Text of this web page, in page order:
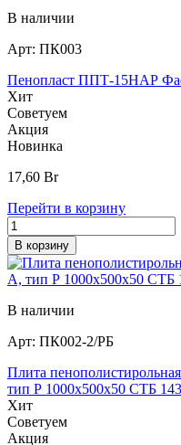
В наличии
Арт: ПК003
Пенопласт ППТ-15НАР
Хит
Советуем
Акция
Новинка
17,60 Br
Перейти в корзину
В корзину
В наличии
Арт: ПК002-2/РБ
Плита
тип Р 1000х500х50 СТБ
Хит
Советуем
Акция